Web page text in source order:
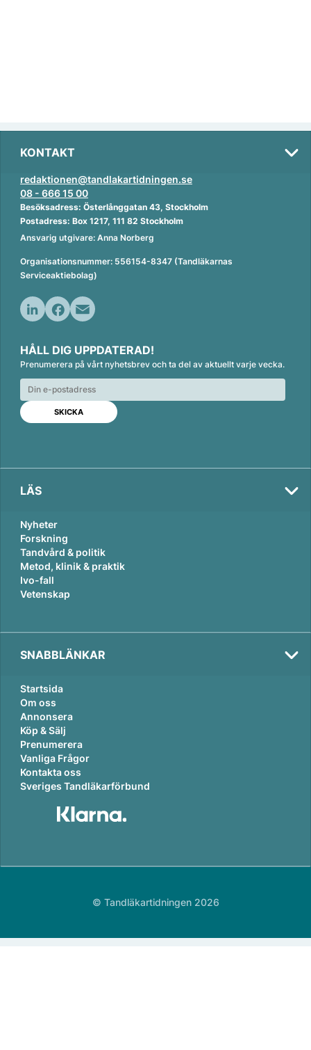
KONTAKT
redaktionen@tandlakartidningen.se
08 - 666 15 00
Besöksadress: Österlånggatan 43, Stockholm
Postadress: Box 1217, 111 82 Stockholm
Ansvarig utgivare: Anna Norberg
Organisationsnummer: 556154-8347 (Tandläkarnas
Serviceaktiebolag)
n
k
e
d
n
c
e
b
o
o
k
a
i
l
HÅLL DIG UPPDATERAD!
Prenumerera på vårt nyhetsbrev och ta del av aktuellt varje vecka.
LÄS
Nyheter
Forskning
Tandvård & politik
Metod, klinik & praktik
Ivo-fall
Vetenskap
SNABBLÄNKAR
Startsida
Om oss
Annonsera
Köp & Sälj
Prenumerera
Vanliga Frågor
Kontakta oss
Sveriges Tandläkarförbund
© Tandläkartidningen 2026